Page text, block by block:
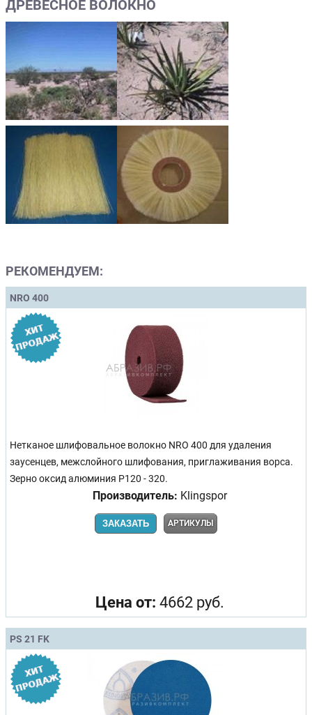
ДРЕВЕСНОЕ ВОЛОКНО
РЕКОМЕНДУЕМ:
NRO 400
Нетканое шлифовальное волокно NRO 400 для удаления
заусенцев, межслойного шлифования, приглаживания ворса.
Зерно оксид алюминия P120 - 320.
Производитель: Klingspor
ЗАКАЗАТЬ АРТИКУЛЫ
Цена от: 4662 руб.
PS 21 FK